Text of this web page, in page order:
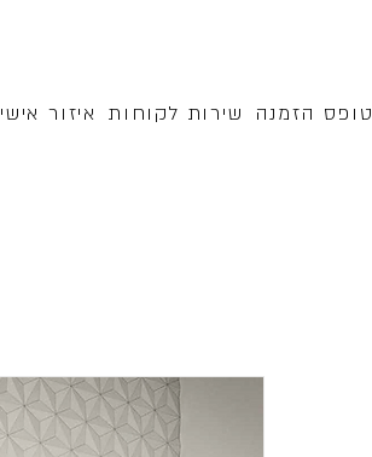
טופס הזמנה שירות לקוחות איזור אישי